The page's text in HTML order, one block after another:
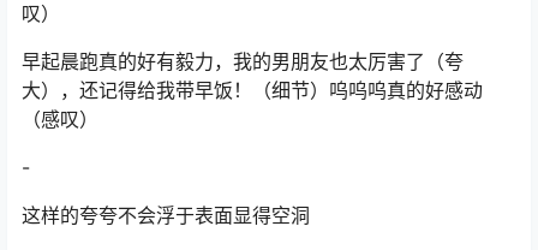
叹）
早起晨跑真的好有毅力，我的男朋友也太厉害了（夸
大），还记得给我带早饭！（细节）呜呜呜真的好感动
（感叹）
-
这样的夸夸不会浮于表面显得空洞